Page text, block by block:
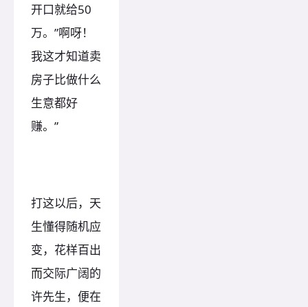
开口就给50
万。”啊呀！
我这才知道卖
房子比做什么
生意都好
赚。”
打这以后，天
生懂得随机应
变，花样百出
而交际广阔的
许先生，便在